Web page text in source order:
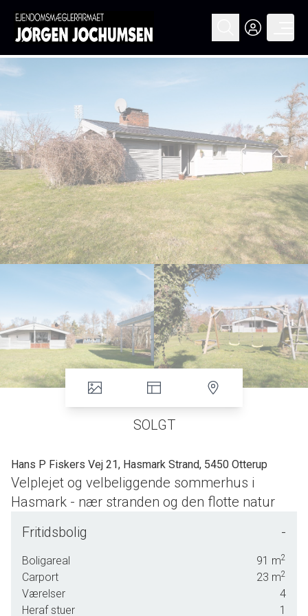
SOLGT
Hans P Fiskers Vej 21, Hasmark Strand, 5450 Otterup
Velplejet og velbeliggende sommerhus i
Hasmark - nær stranden og den flotte natur
lejegrund - kun 500 m fra den børnevenlige
sandstrand og ligeledes kort afstand til de
naturskønne områder ved Enebærodde - et
sand eldorado for naturelskere. Hasmark er et
dejligt feriested for både voksne og børn - altid
Fritidsbolig -
Boligareal 91 m2
Carport 23 m2
Værelser
4
Heraf stuer
1